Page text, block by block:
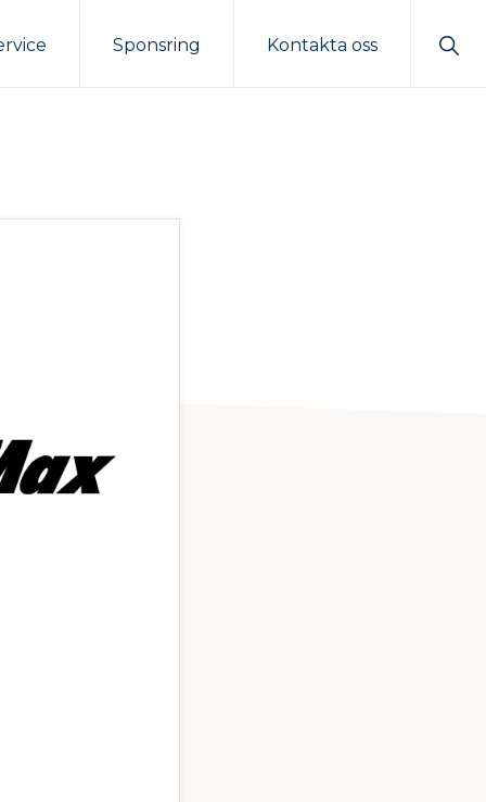
Sponsring Kontakta oss